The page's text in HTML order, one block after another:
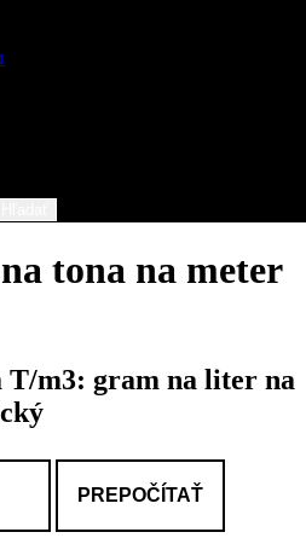
tona na meter
m3: gram na liter na
PREPOČÍTAŤ